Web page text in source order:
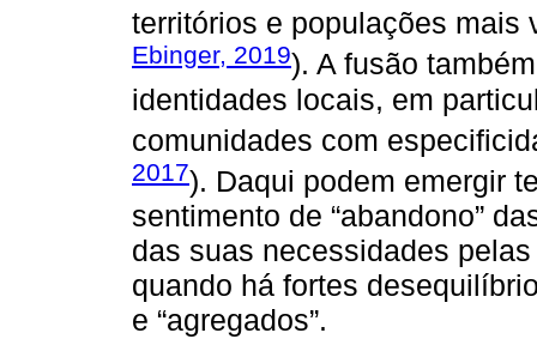
territórios e populações mais
Ebinger, 2019). A fusão
identidades locais, em
comunidades com
2017). Daqui podem emergir
sentimento de “abandono”
das suas necessidades
quando há fortes
e “agregados”.